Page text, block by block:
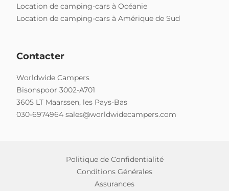
Location de camping-cars à Océanie
Location de camping-cars à Amérique de Sud
Contacter
Worldwide Campers
Bisonspoor 3002-A701
3605 LT Maarssen, les Pays-Bas
030-6974964 sales@worldwidecampers.com
Politique de Confidentialité
Conditions Générales
Assurances